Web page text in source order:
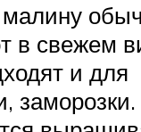
в свежем
и для